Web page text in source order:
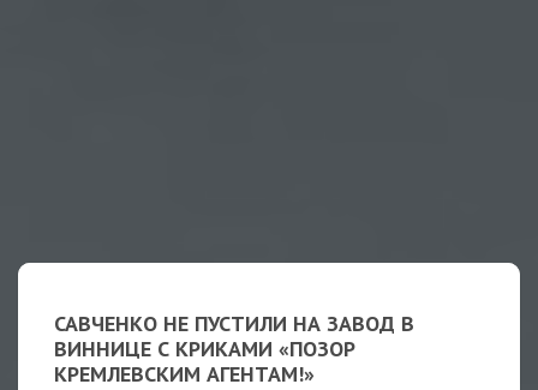
САВЧЕНКО НЕ ПУСТИЛИ НА ЗАВОД В
ВИННИЦЕ С КРИКАМИ «ПОЗОР
КРЕМЛЕВСКИМ АГЕНТАМ!»